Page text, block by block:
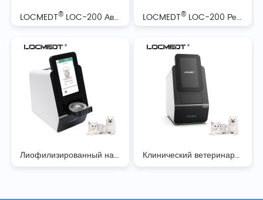
LOCMEDT® LOC-200 Автоматический биохимический анализатор LOCMEDT® LOC-200 Реагентные диски для автоматического биохимического анализатора
Лиофилизированный набор ферментов и липидов миокарда 10 Клинический ветеринарный биохимический анализатор Noahcali-100